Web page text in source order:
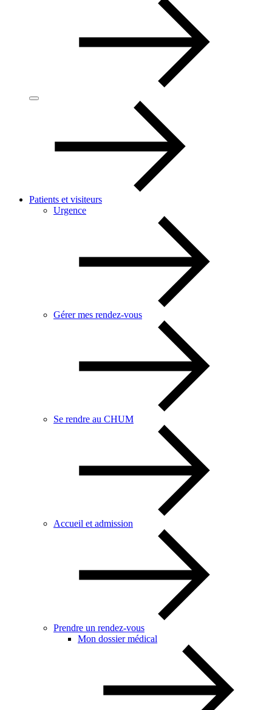
Patients et visiteurs
Urgence
Gérer mes rendez-vous
Se rendre au CHUM
Accueil et admission
Prendre un rendez-vous
Mon dossier médical